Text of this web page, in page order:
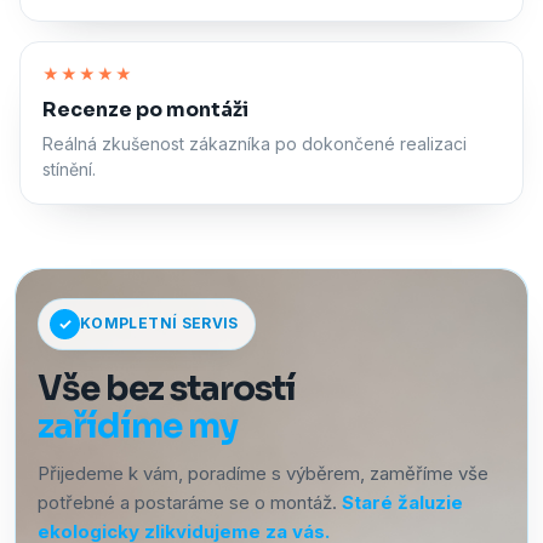
★★★★★
Recenze po montáži
Reálná zkušenost zákazníka po dokončené realizaci
stínění.
KOMPLETNÍ SERVIS
Vše bez starostí
zařídíme my
Přijedeme k vám, poradíme s výběrem, zaměříme vše
potřebné a postaráme se o montáž. Staré žaluzie
ekologicky zlikvidujeme za vás.